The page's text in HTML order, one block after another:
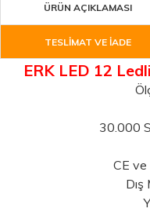
ÜRÜN AÇIKLAMASI
TESLİMAT VE İADE
ERK LED 12
30.000
CE ve